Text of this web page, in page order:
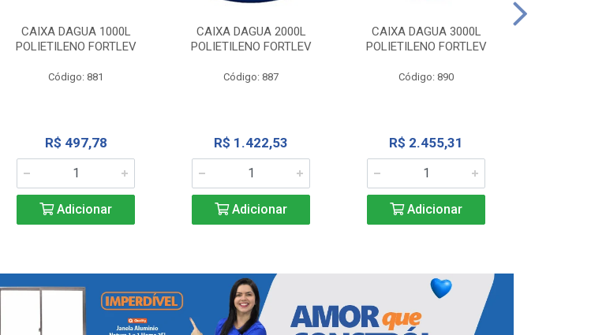
CAIXA DAGUA 1000L
POLIETILENO FORTLEV
Código: 881
R$ 497,78
Adicionar
CAIXA DAGUA 2000L
POLIETILENO FORTLEV
Código: 887
R$ 1.422,53
Adicionar
CAIXA DAGUA 3000L
POLIETILENO FORTLEV
Código: 890
R$ 2.455,31
Adicionar